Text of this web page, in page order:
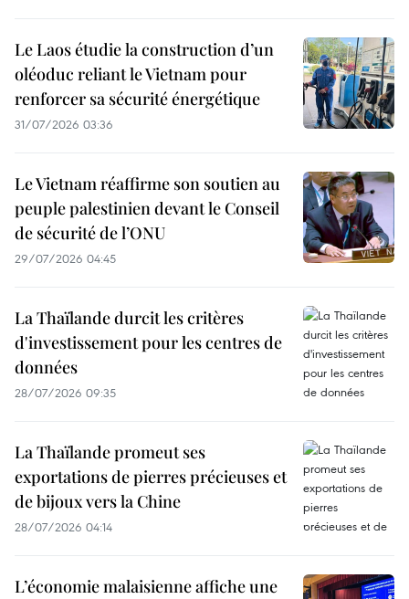
Le Laos étudie la construction d’un
oléoduc reliant le Vietnam pour
renforcer sa sécurité énergétique
31/07/2026 03:36
Le Vietnam réaffirme son soutien au
peuple palestinien devant le Conseil
de sécurité de l’ONU
29/07/2026 04:45
La Thaïlande durcit les critères
d'investissement pour les centres de
données
28/07/2026 09:35
La Thaïlande promeut ses
exportations de pierres précieuses et
de bijoux vers la Chine
28/07/2026 04:14
L’économie malaisienne affiche une